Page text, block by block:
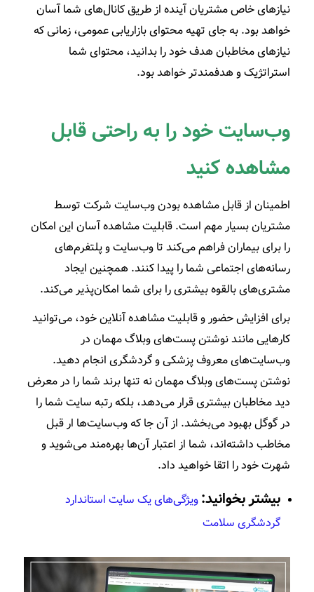
نیازهای خاص مشتریان آینده از طریق کانال‌های شما آسان
خواهد بود. به جای تهیه محتوای بازاریابی عمومی، زمانی که
نیازهای مخاطبان هدف خود را بدانید، محتوای شما
استراتژیک و هدفمند‌تر خواهد بود.
وب‌سایت خود را به راحتی قابل
مشاهده کنید
اطمینان از قابل مشاهده بودن وب‌سایت شرکت توسط
مشتریان بسیار مهم است. قابلیت مشاهده آسان این امکان
را برای بیماران فراهم می‌کند تا وب‌سایت و پلتفرم‌های
رسانه‌های اجتماعی شما را پیدا کنند. همچنین ایجاد
مشتری‌های بالقوه بیشتری را برای شما امکان‌پذیر می‌کند.
برای افزایش حضور و قابلیت مشاهده آنلاین خود، می‌توانید
کارهایی مانند نوشتن پست‌های وبلاگ مهمان در
وب‌سایت‌های معروف پزشکی و گردشگری انجام دهید.
نوشتن پست‌های وبلاگ مهمان نه تنها برند شما را در معرض
دید مخاطبان بیشتری قرار می‌دهد، بلکه رتبه سایت شما را
در گوگل بهبود می‌بخشد. از آن جا که وب‌سایت‌ها ار قبل
مخاطب داشته‌اند، شما از اعتبار آن‌ها بهره‌مند می‌شوید و
شهرت خود را اتقا خواهید داد.
بیشتر بخوانید: ویژگی‌های یک سایت استاندارد
گردشگری سلامت